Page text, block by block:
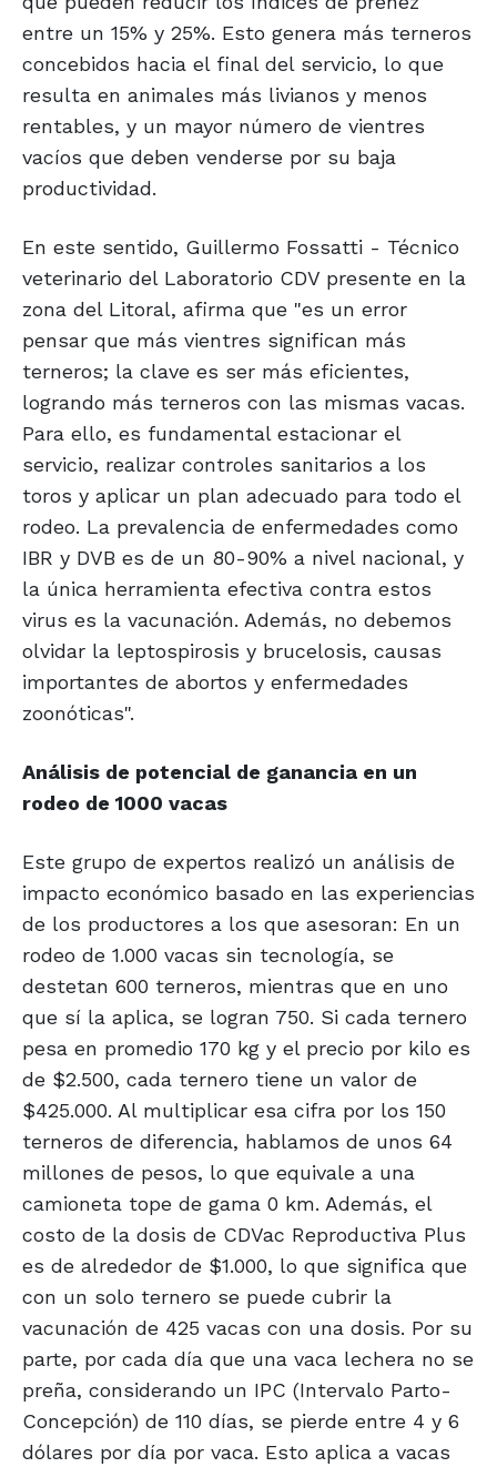
entre un 15% y 25%. Esto genera más terneros
concebidos hacia el final del servicio, lo que
resulta en animales más livianos y menos
rentables, y un mayor número de vientres
vacíos que deben venderse por su baja
productividad.
En este sentido, Guillermo Fossatti - Técnico
veterinario del Laboratorio CDV presente en la
zona del Litoral, afirma que "es un error
pensar que más vientres significan más
terneros; la clave es ser más eficientes,
logrando más terneros con las mismas vacas.
Para ello, es fundamental estacionar el
servicio, realizar controles sanitarios a los
toros y aplicar un plan adecuado para todo el
rodeo. La prevalencia de enfermedades como
IBR y DVB es de un 80-90% a nivel nacional, y
la única herramienta efectiva contra estos
virus es la vacunación. Además, no debemos
olvidar la leptospirosis y brucelosis, causas
importantes de abortos y enfermedades
zoonóticas".
Análisis de potencial de ganancia en un
rodeo de 1000 vacas
Este grupo de expertos realizó un análisis de
impacto económico basado en las experiencias
de los productores a los que asesoran: En un
rodeo de 1.000 vacas sin tecnología, se
destetan 600 terneros, mientras que en uno
que sí la aplica, se logran 750. Si cada ternero
pesa en promedio 170 kg y el precio por kilo es
de $2.500, cada ternero tiene un valor de
$425.000. Al multiplicar esa cifra por los 150
terneros de diferencia, hablamos de unos 64
millones de pesos, lo que equivale a una
camioneta tope de gama 0 km. Además, el
costo de la dosis de CDVac Reproductiva Plus
es de alrededor de $1.000, lo que significa que
con un solo ternero se puede cubrir la
vacunación de 425 vacas con una dosis. Por su
parte, por cada día que una vaca lechera no se
preña, considerando un IPC (Intervalo Parto-
Concepción) de 110 días, se pierde entre 4 y 6
dólares por día por vaca. Esto aplica a vacas